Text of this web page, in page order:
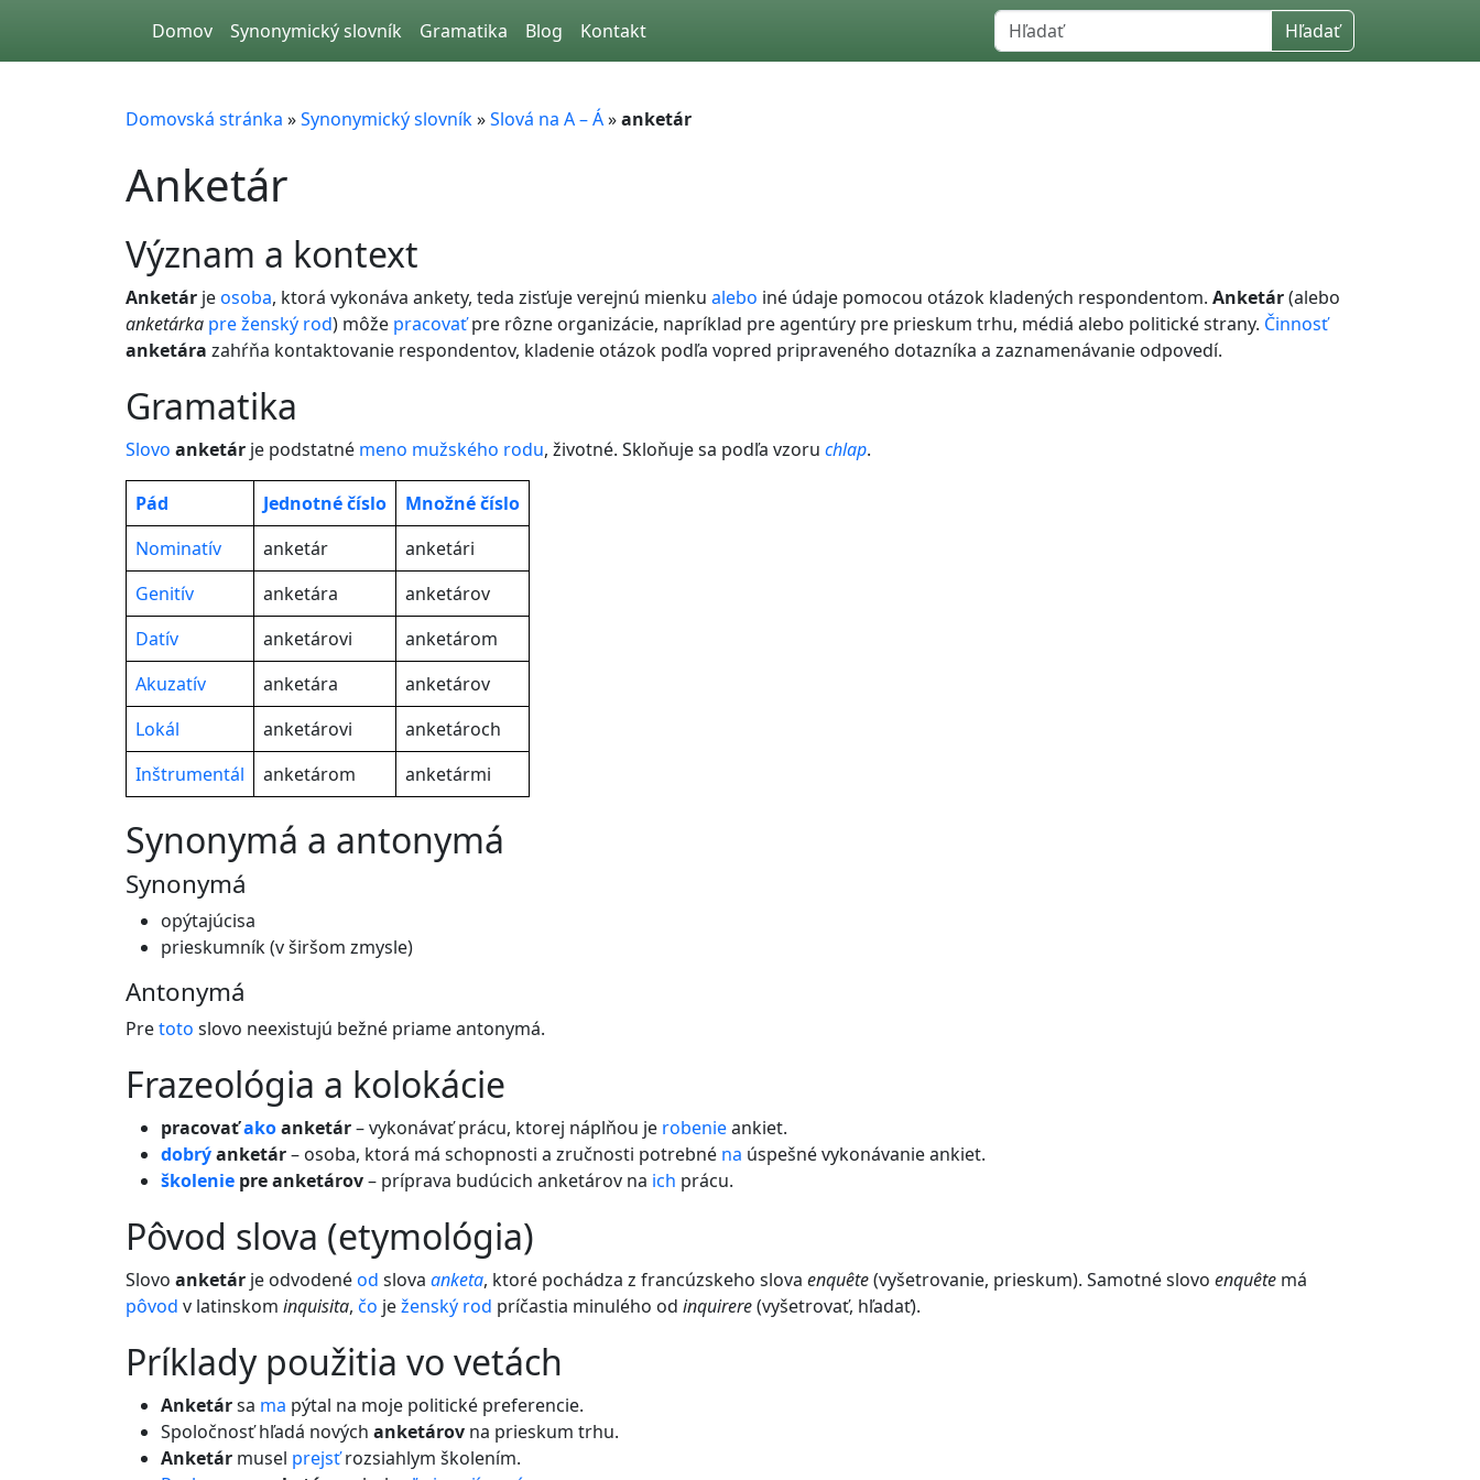
Domov Synonymický slovník Gramatika Blog Kontakt Hľadať
Domovská stránka »Synonymický slovník»Slová na A – Á»anketár
Anketár
význam a kontext
Anketár jeosoba, ktorá vykonáva ankety, teda zisťuje verejnú mienku alebo iné údaje pomocou otázok kladených respondentom. Anketár(alebo
anketárka preženský rod) môže pracovaťpre rôzne organizácie, napríklad pre agentúry pre prieskum trhu, médiá alebo politické strany. Činnosť
anketára zahŕňa kontaktovanie respondentov, kladenie otázok podľa vopred pripraveného dotazníka a zaznamenávanie odpovedí.
gramatika
Slovo anketár je podstatné meno mužského rodu, životné. Skloňuje sa podľa vzoru chlap.
Pád Jednotnéčíslo
Množné číslo
Nominatív
anketár
anketári
Genitív
anketára
anketárov
Datív
anketárovi
anketárom
Akuzatív
anketára
anketárov
Lokál
anketárovi
anketároch
Inštrumentál
anketárom anketármi
synonymá a antonymá
Synonymá
opýtajúcisa
prieskumník (v širšom zmysle)
Antonymá
Pretoto slovo neexistujú bežné priame antonymá.
frazeológia a kolokácie
pracovaťakoanketár– vykonávať prácu, ktorej náplňou je robenieankiet.
dobrýanketár– osoba, ktorá má schopnosti a zručnosti potrebné na úspešné vykonávanie ankiet.
školenie pre anketárov– príprava budúcich anketárov na ich prácu.
pôvod slova (etymológia)
Slovo anketár je odvodenéod slova anketa, ktoré pochádza z francúzskeho slova enquête(vyšetrovanie, prieskum). Samotné slovo enquête má
pôvod v latinskom inquisita, čo ježenský rod príčastia minulého od inquirere(vyšetrovať, hľadať).
príklady použitia vo vetách
Anketársa ma pýtal na moje politické preferencie.
Spoločnosť hľadá nových anketárov na prieskum trhu.
Anketár musel prejsťrozsiahlym školením.